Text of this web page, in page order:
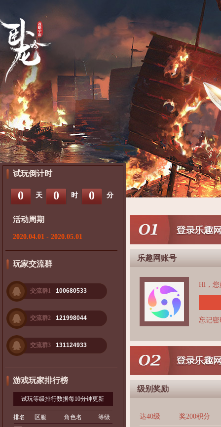
试玩倒计时
0 天 0 时 0 分
活动周期
2020.04.01 - 2020.05.01
玩家交流群
交流群1 100680533
交流群2 121998044
交流群3 131124933
游戏玩家排行榜
试玩等级排行数据每10分钟更新
排名 区服 角色名
等级
乐趣网账号
Hi，您
忘记密
级别奖励
达40级 奖200积分